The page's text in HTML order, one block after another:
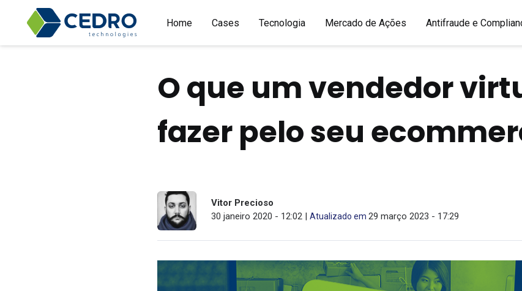
Home Cases Tecnologia Mercado de Ações Antifraude e
O que um vendedor
fazer pelo seu
Vitor Precioso
30 janeiro 2020 - 12:02 |Atualizado em29 março 2023 - 17:29